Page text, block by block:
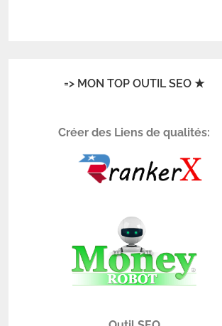
=> MON TOP OUTIL SEO ★
Créer des Liens de qualités: